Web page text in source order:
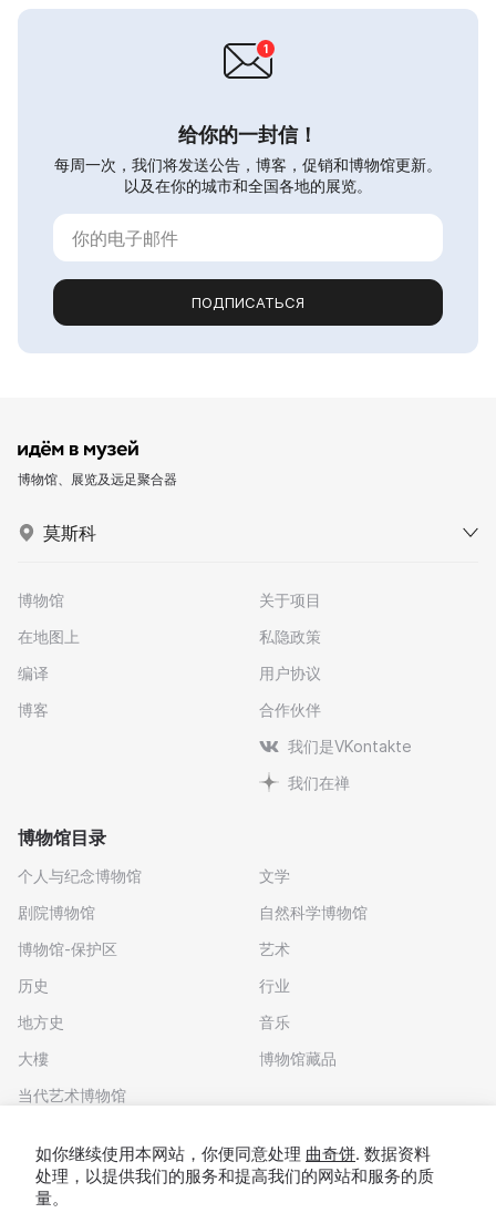
给你的一封信！
每周一次，我们将发送公告，博客，促销和博物馆更新。
以及在你的城市和全国各地的展览。
ПОДПИСАТЬСЯ
博物馆、展览及远足聚合器
莫斯科
博物馆
在地图上
编译
博客
关于项目
私隐政策
用户协议
合作伙伴
我们是VKontakte
我们在禅
博物馆目录
个人与纪念博物馆
剧院博物馆
博物馆-保护区
历史
地方史
大樓
当代艺术博物馆
文学
自然科学博物馆
艺术
行业
音乐
博物馆藏品
如你继续使用本网站，你便同意处理 曲奇饼. 数据资料
处理，以提供我们的服务和提高我们的网站和服务的质
量。